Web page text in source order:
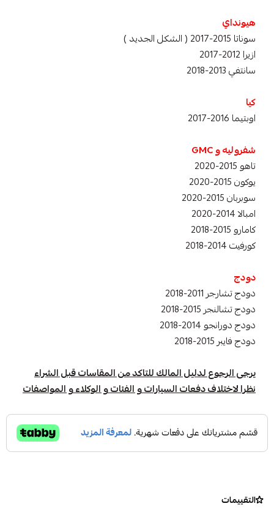
هيونداي
سوناتا 2015-2017 ( الشكل الجديد )
ازيرا 2012-2017
سانتفي 2013-2018
كيا
اوبتيما 2016-2017
شفروليه و GMC
تاهو 2015-2020
يوكون 2015-2020
سوبربان 2015-2020
امبالا 2014-2020
كامارو 2015-2018
كورفيت 2014-2018
دودج
دودج تشارجر 2011-2018
دودج تشالنجر 2015-2018
دودج دورانجو 2014-2018
دودج فايبر 2015-2018
يرجى الرجوع لدليل المالك للتاكد من المقاسات قبل الشراء
نظرا لاختلاف دفعات السيارات و الفئات و الوكلاء و المواصفات
التقييمات